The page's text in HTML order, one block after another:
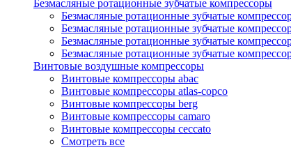
Безмасляные ротационные зубчатые компрессоры
Безмасляные ротационные зубчатые
Безмасляные ротационные зубчатые
Безмасляные ротационные зубчатые
Безмасляные ротационные зубчатые
Винтовые воздушные компрессоры
Винтовые компрессоры abac
Винтовые компрессоры atlas-copco
Винтовые компрессоры berg
Винтовые компрессоры camaro
Винтовые компрессоры ceccato
Смотреть все